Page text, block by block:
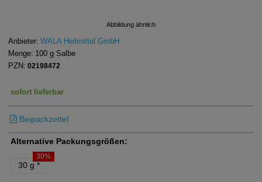
Abbildung ähnlich
Anbieter: WALA Heilmittel GmbH
Menge: 100g Salbe
PZN: 02198472
sofort lieferbar
Beipackzettel
Alternative Packungsgrößen:
30 g *
30%